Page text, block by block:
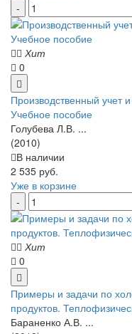
Хит
0
Производственный учет
Учебное пособие
Голубева Л.В. ...
(2010)
В наличии
2 535 руб.
Уже в корзине
Хит
0
Примеры и задачи по
продуктов.
Бараненко А.В. ...